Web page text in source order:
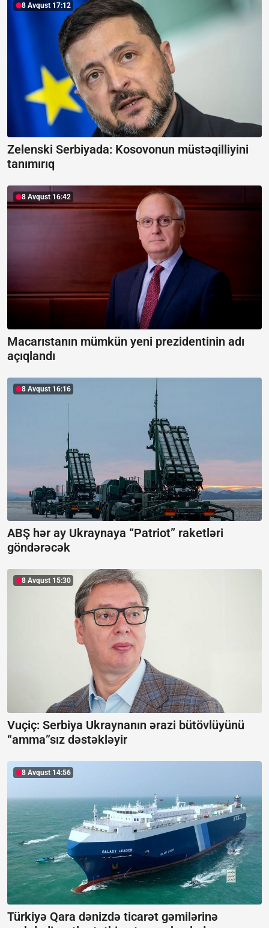
8 Avqust 17:12
Zelenski Serbiyada: Kosovonun müstəqilliyini
tanımırıq
8 Avqust 16:42
Macarıstanın mümkün yeni prezidentinin adı
açıqlandı
8 Avqust 16:16
ABŞ hər ay Ukraynaya “Patriot” raketləri
göndərəcək
8 Avqust 15:30
Vuçiç: Serbiya Ukraynanın ərazi bütövlüyünü
“amma”sız dəstəkləyir
8 Avqust 14:56
Türkiyə Qara dənizdə ticarət gəmilərinə